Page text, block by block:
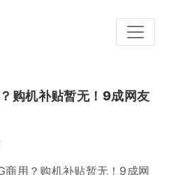
购机补贴暂无！9成网友
商用？购机补贴暂无！9成网